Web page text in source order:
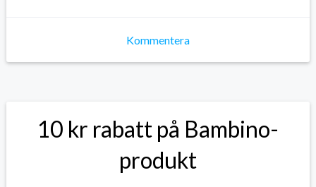
Kommentera
10 kr rabatt på Bambino-
produkt